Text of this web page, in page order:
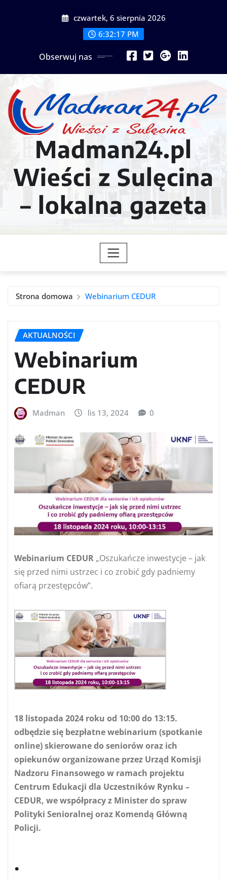
czwartek, 6 sierpnia 2026
6:32:19 PM
Obserwuj nas
Madman24.pl
Wieści z Sulęcina
– lokalna gazeta
Strona domowa Webinarium CEDUR
AKTUALNOŚCI
Webinarium
CEDUR
Madman lis 13, 2024 0
Webinarium CEDUR „Oszukańcze inwestycje – jak
się przed nimi ustrzec i co zrobić gdy padniemy
ofiarą przestępców”.
18 listopada 2024 roku od 10:00 do 13:15.
odbędzie się bezpłatne webinarium (spotkanie
online) skierowane do seniorów oraz ich
opiekunów organizowane przez Urząd Komisji
Nadzoru Finansowego w ramach projektu
Centrum Edukacji dla Uczestników Rynku –
CEDUR, we współpracy z Minister do spraw
Polityki Senioralnej oraz Komendą Główną
Policji.
.